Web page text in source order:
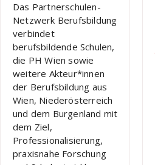
Das Partnerschulen-
Netzwerk Berufsbildung
verbindet
berufsbildende Schulen,
die PH Wien sowie
weitere Akteur*innen
der Berufsbildung aus
Wien, Niederösterreich
und dem Burgenland mit
dem Ziel,
Professionalisierung,
praxisnahe Forschung